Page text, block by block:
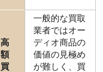
高
額
買
一般的な買取
業者ではオー
ディオ商品の
価値の見極め
が難しく、買